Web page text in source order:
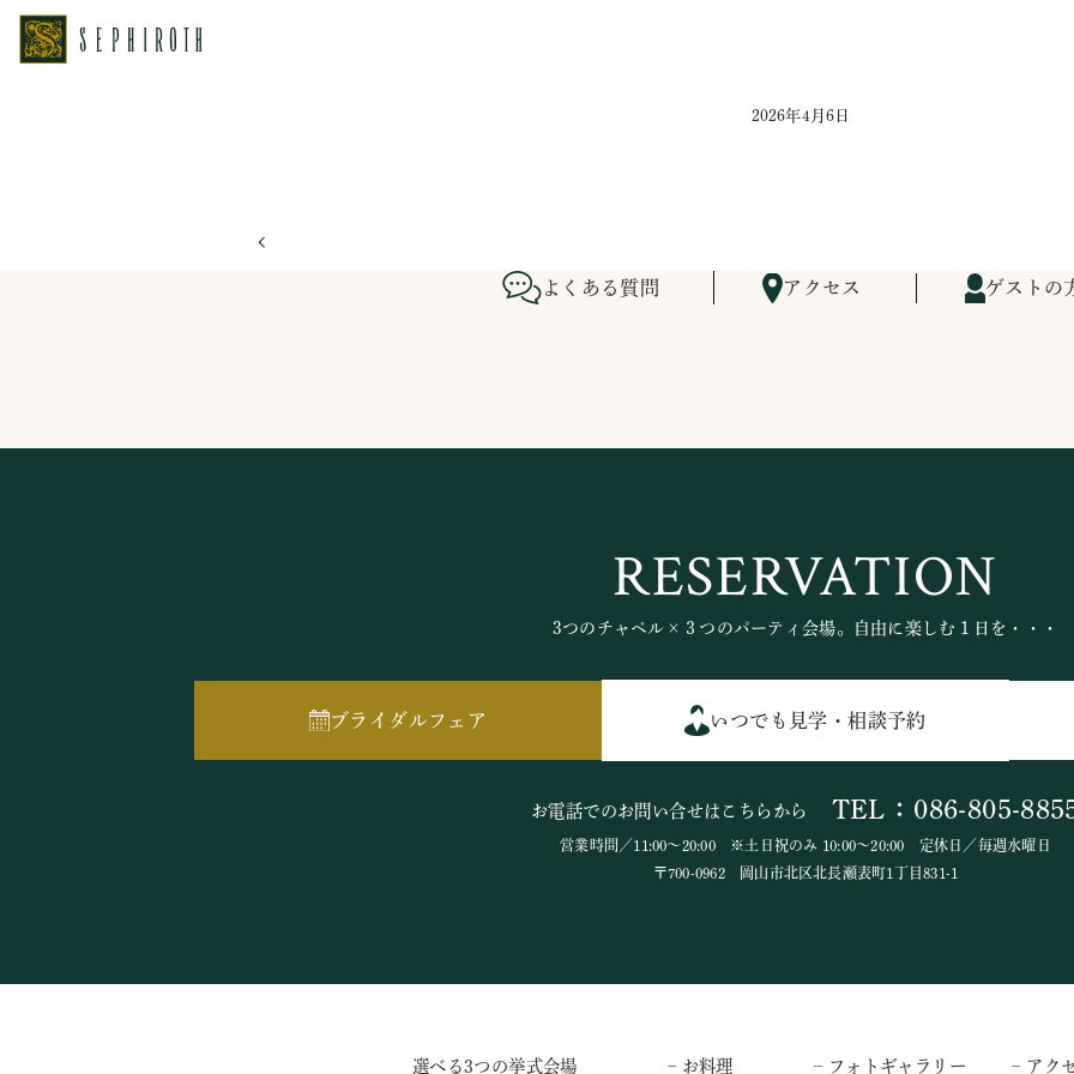
2026年4月6日
よくある質問 アクセス ゲストの
RESERVATION
3つのチャペル×３つのパーティ会場。自由に楽しむ１日を・・・
ブライダルフェア いつでも見学・相談予約
お電話でのお問い合せはこちらから TEL：086-805-
営業時間／11:00～20:00 ※土日祝のみ 10:00～20:00 定休日／毎週水曜日
〒700-0962 岡山市北区北長瀬表町1丁目831-1
選べる3つの挙式会場 – お料理 – フォトギャラリー – アク